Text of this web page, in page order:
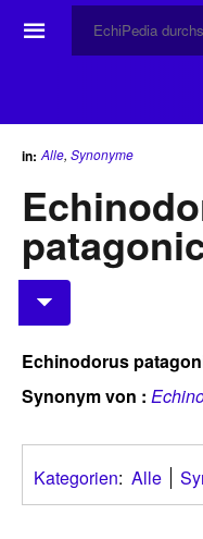
☰
in: Alle, Synonyme
Echinodorus
Synonym von : E
Kategorien: Alle